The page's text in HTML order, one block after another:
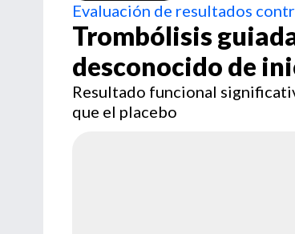
Evaluación de resultados
Trombólisis
desconocido de
Resultado funcional
que el placebo